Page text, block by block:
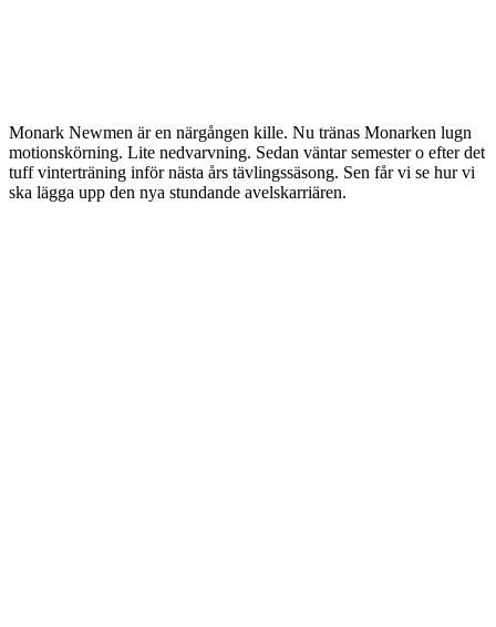
Monark Newmen är en närgången kille. Nu tränas Monarken lugn
motionskörning. Lite nedvarvning. Sedan väntar semester o efter det
tuff vinterträning inför nästa års tävlingssäsong. Sen får vi se hur vi
ska lägga upp den nya stundande avelskarriären.